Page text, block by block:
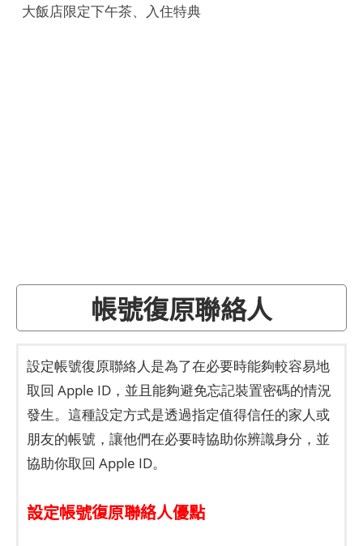
大飯店限定下午茶、入住特典
帳號復原聯絡人
設定帳號復原聯絡人是為了在必要時能夠較容易地
取回 Apple ID，並且能夠避免忘記裝置密碼的情況
發生。這種設定方式是透過指定值得信任的家人或
朋友的帳號，讓他們在必要時協助你辨識身分，並
協助你取回 Apple ID。
設定帳號復原聯絡人優點